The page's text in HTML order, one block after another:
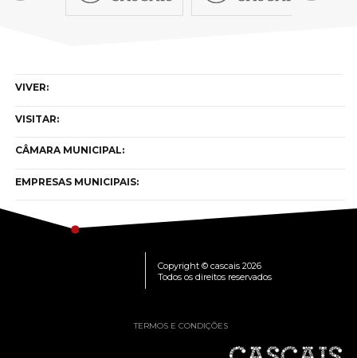
VIVER:
VISITAR:
CÂMARA MUNICIPAL:
EMPRESAS MUNICIPAIS:
Copyright © cascais 2026
Todos os direitos reservados
TERMOS E CONDIÇÕES